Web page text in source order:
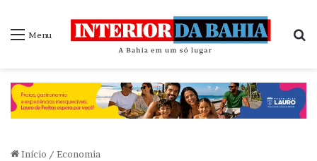
Menu
Início / Economia